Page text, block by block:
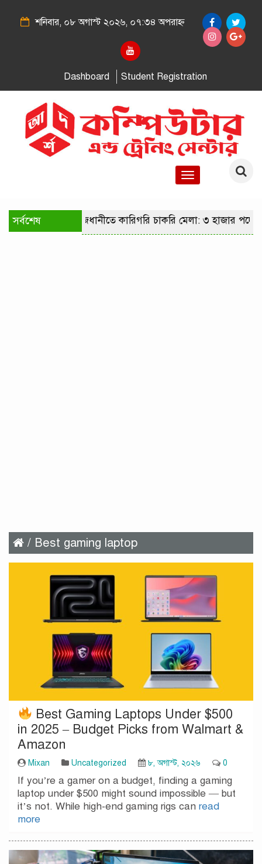
শনিবার, ০৮ অগাস্ট ২০২৬, ০৭:৩৪ অপরাহ্ন
Dashboard Student Registration
Toggle
সর্বশেষ রাজধানীতে কারিগরি চাকরি মেলা: ৩ হাজার পদে
/ Best gaming laptop
Best Gaming Laptops Under $500
in 2025 – Budget Picks from Walmart &
Amazon
Mixan Uncategorized ৮, অগাস্ট, ২০২৬ 0
If you’re a gamer on a budget, finding a gaming
laptop under $500 might sound impossible — but
it’s not. While high-end gaming rigs can read
more